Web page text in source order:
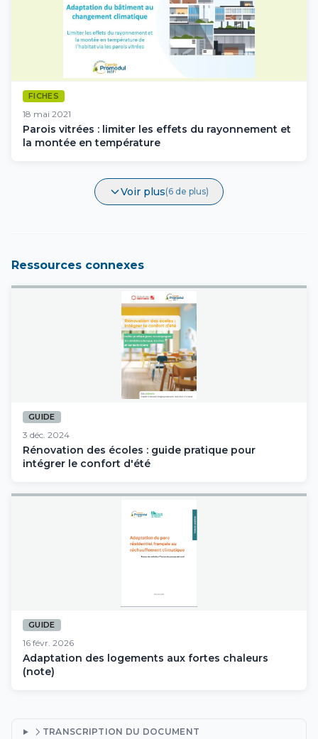
FICHES
18 mai 2021
Parois vitrées : limiter les effets du rayonnement et
la montée en température
Voir plus(6 de plus)
Ressources connexes
GUIDE
3 déc. 2024
Rénovation des écoles : guide pratique pour
intégrer le confort d'été
GUIDE
16 févr. 2026
Adaptation des logements aux fortes chaleurs
(note)
TRANSCRIPTION DU DOCUMENT